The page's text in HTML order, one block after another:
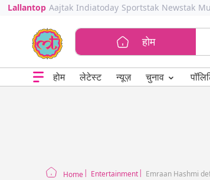
Lallantop Aajtak Indiatoday Sportstak Newstak
होम
होम लेटेस्ट न्यूज़ चुनाव ⌄
Home Entertainment Emraan Hashmi